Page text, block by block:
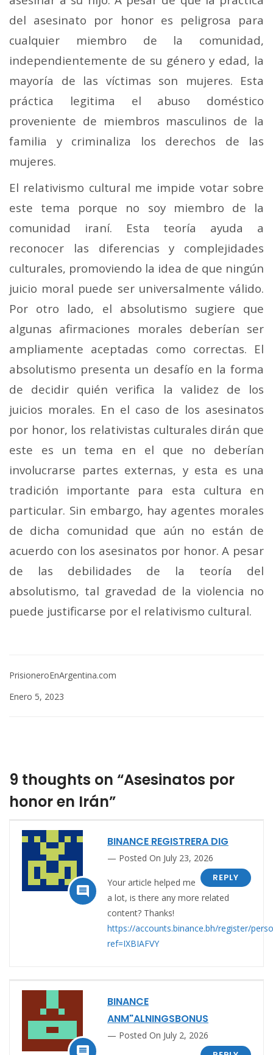
del asesinato por honor es peligrosa para
cualquier miembro de la comunidad,
independientemente de su género y edad, la
mayoría de las víctimas son mujeres. Esta
práctica legitima el abuso doméstico
proveniente de miembros masculinos de la
familia y criminaliza los derechos de las
mujeres.
El relativismo cultural me impide votar sobre
este tema porque no soy miembro de la
comunidad iraní. Esta teoría ayuda a
reconocer las diferencias y complejidades
culturales, promoviendo la idea de que ningún
juicio moral puede ser universalmente válido.
Por otro lado, el absolutismo sugiere que
algunas afirmaciones morales deberían ser
ampliamente aceptadas como correctas. El
absolutismo presenta un desafío en la forma
de decidir quién verifica la validez de los
juicios morales. En el caso de los asesinatos
por honor, los relativistas culturales dirán que
este es un tema en el que no deberían
involucrarse partes externas, y esta es una
tradición importante para esta cultura en
particular. Sin embargo, hay agentes morales
de dicha comunidad que aún no están de
acuerdo con los asesinatos por honor. A pesar
de las debilidades de la teoría del
absolutismo, tal gravedad de la violencia no
puede justificarse por el relativismo cultural.
PrisioneroEnArgentina.com
Enero 5, 2023
9 thoughts on “Asesinatos por
honor en Irán”

BINANCE REGISTRERA DIG
Posted On July 23, 2026
REPLY
Your article helped me
a lot, is there any more related
content? Thanks!
https://accounts.binance.bh/register/
ref=IXBIAFVY

BINANCE
ANM"ALNINGSBONUS
Posted On July 2, 2026